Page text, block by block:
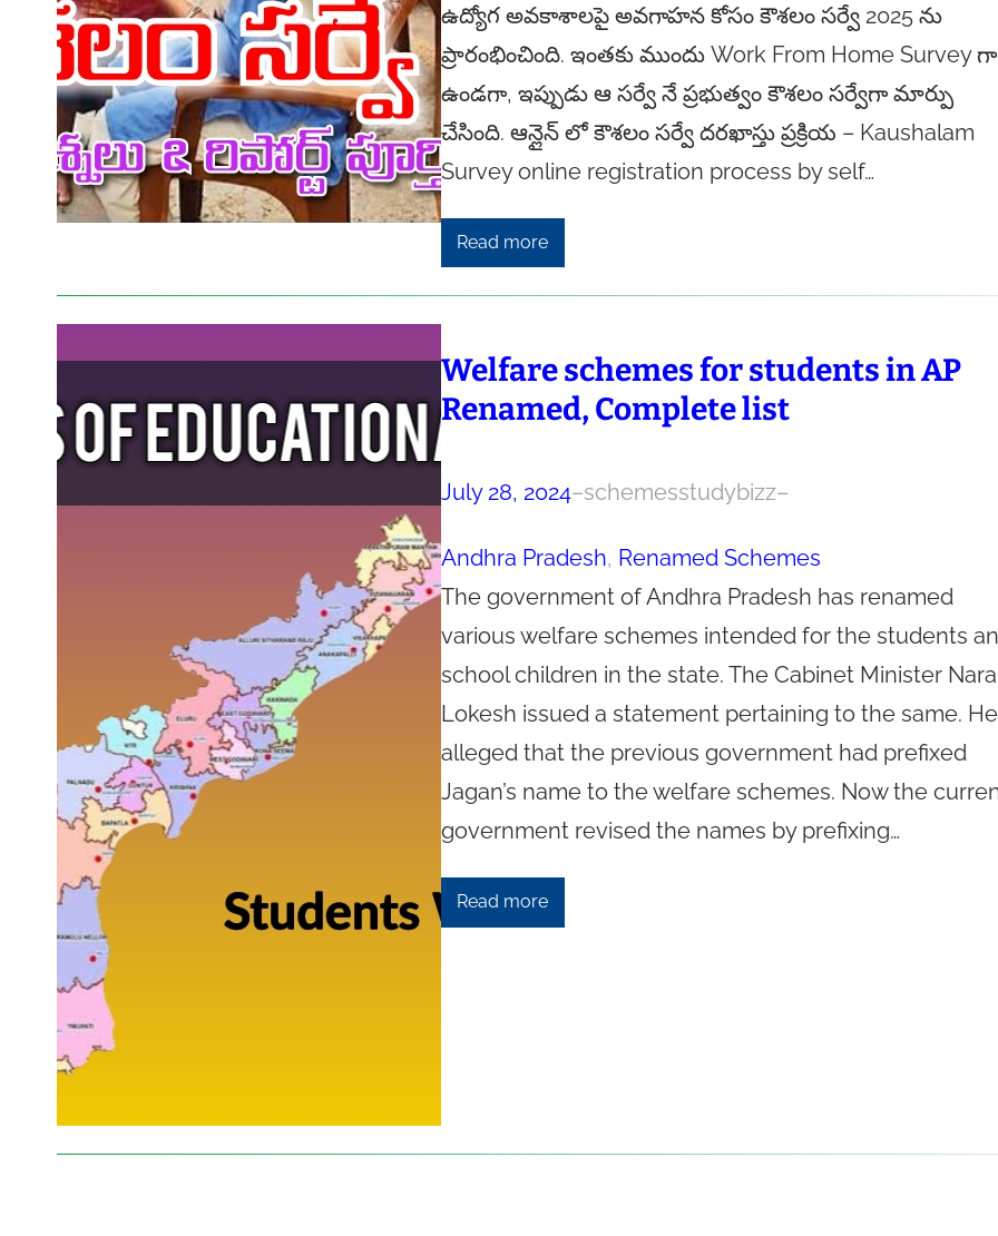
ఉద్యోగ అవకాశాలపై అవగాహన కోసం కౌశలం సర్వే 2025 ను
ప్రారంభించింది. ఇంతకు ముందు Work From Home Survey గా
ఉండగా, ఇప్పుడు ఆ సర్వే నే ప్రభుత్వం కౌశలం సర్వేగా మార్పు
చేసింది. ఆన్లైన్ లో కౌశలం సర్వే దరఖాస్తు ప్రక్రియ – Kaushalam
Survey online registration process by self…
Read more
Welfare schemes for students in AP
Renamed, Complete list
July 28, 2024–schemesstudybizz–
Andhra Pradesh, Renamed Schemes
The government of Andhra Pradesh has renamed
various welfare schemes intended for the students
school children in the state. The Cabinet Minister Nara
Lokesh issued a statement pertaining to the same. He
alleged that the previous government had prefixed
Jagan’s name to the welfare schemes. Now the
government revised the names by prefixing…
Read more